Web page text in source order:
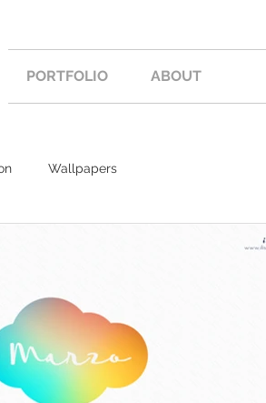
PORTFOLIO ABOUT
Wallpapers